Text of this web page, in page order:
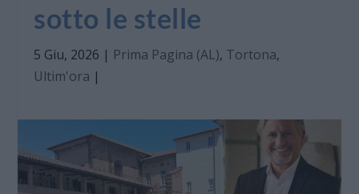
sotto le stelle
5 Giu, 2026 | Prima Pagina (AL), Tortona,
Ultim'ora |